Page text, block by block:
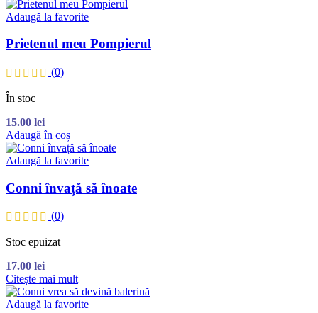
Adaugă la favorite
Prietenul meu Pompierul
(0)
În stoc
15.00 lei
Adaugă în coș
Adaugă la favorite
Conni învață să înoate
(0)
Stoc epuizat
17.00 lei
Citește mai mult
Adaugă la favorite